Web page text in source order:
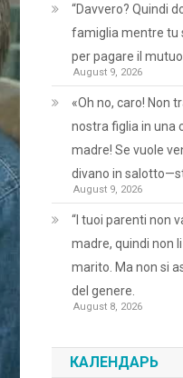
“Davvero? Quindi
famiglia mentre tu
per pagare il
August 9, 2026
«Oh no, caro! Non
nostra figlia in una
madre! Se vuole
divano in
August 9, 2026
“I tuoi parenti non
madre, quindi non
marito. Ma non si
del genere.
August 8, 2026
КАЛЕНДАРЬ